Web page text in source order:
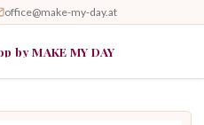
office@make-my-day.at
by MAKE MY DAY